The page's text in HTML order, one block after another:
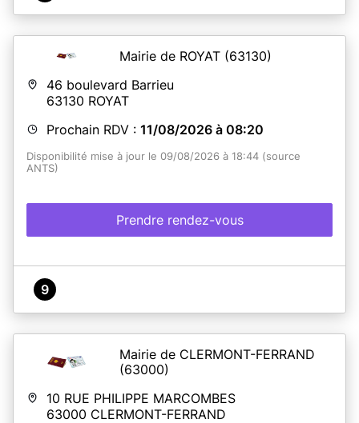
Mairie de ROYAT (63130)
46 boulevard Barrieu
63130 ROYAT
Prochain RDV : 11/08/2026 à 08:20
Disponibilité mise à jour le 09/08/2026 à 18:44 (source
ANTS)
Prendre rendez-vous
9
Mairie de CLERMONT-FERRAND
(63000)
10 RUE PHILIPPE MARCOMBES
63000 CLERMONT-FERRAND